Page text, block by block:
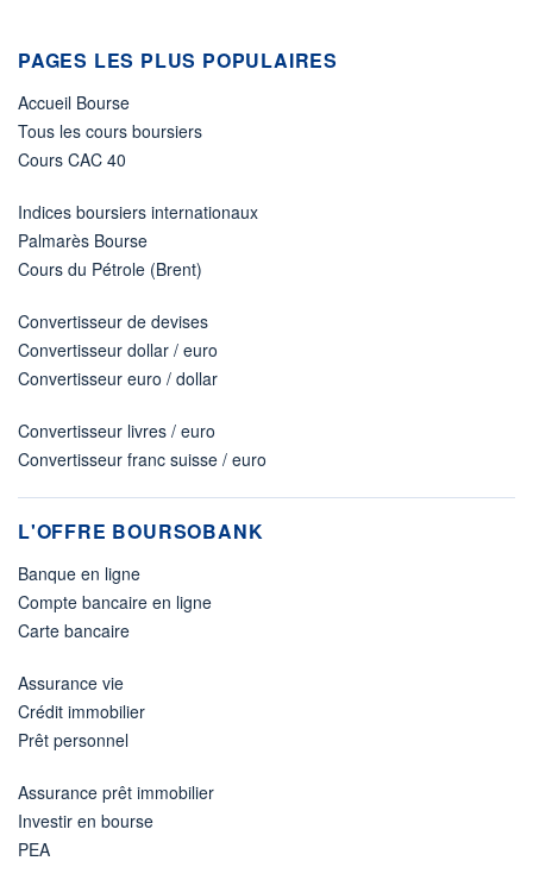
PAGES LES PLUS POPULAIRES
Accueil Bourse
Tous les cours boursiers
Cours CAC 40
Indices boursiers internationaux
Palmarès Bourse
Cours du Pétrole (Brent)
Convertisseur de devises
Convertisseur dollar / euro
Convertisseur euro / dollar
Convertisseur livres / euro
Convertisseur franc suisse / euro
L'OFFRE BOURSOBANK
Banque en ligne
Compte bancaire en ligne
Carte bancaire
Assurance vie
Crédit immobilier
Prêt personnel
Assurance prêt immobilier
Investir en bourse
PEA